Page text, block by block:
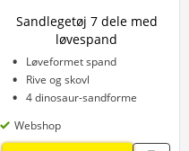
Sandlegetøj 7 dele med
løvespand
Løveformet spand
Rive og skovl
4 dinosaur-sandforme
Webshop